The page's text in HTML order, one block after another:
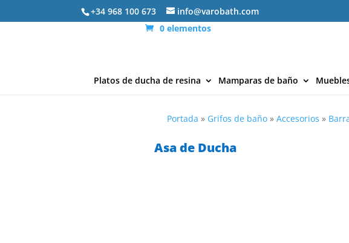
+34 968 100 673 info@varobath.com
0 elementos
Platos de ducha de resina Mamparas de baño
Portada » Grifos de baño »Accesorios »
Asa de Ducha